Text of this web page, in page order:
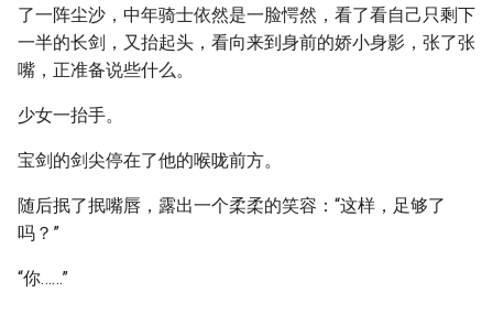
了一阵尘沙，中年骑士依然是一脸愕然，看了看自己只剩下
一半的长剑，又抬起头，看向来到身前的娇小身影，张了张
嘴，正准备说些什么。
少女一抬手。
宝剑的剑尖停在了他的喉咙前方。
随后抿了抿嘴唇，露出一个柔柔的笑容：“这样，足够了
吗？”
“你……”